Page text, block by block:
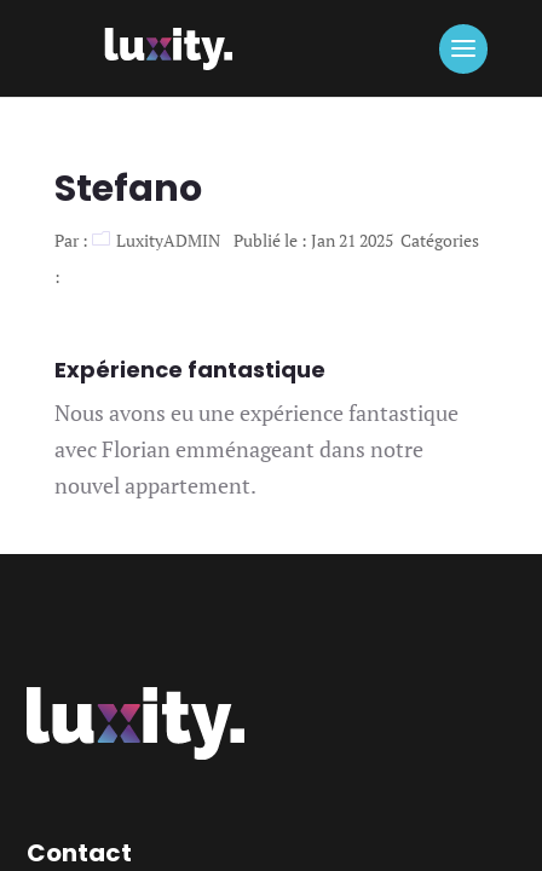
Stefano
Par : LuxityADMIN Publié le : Jan 21 2025 Catégories
:
Expérience fantastique
Nous avons eu une expérience fantastique
avec Florian emménageant dans notre
nouvel appartement.
Contact